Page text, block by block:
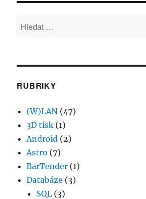
Hledat:
RUBRIKY
(W)LAN (47)
3D tisk (1)
Android (2)
Astro (7)
BarTender (1)
Databáze (3)
SQL (3)